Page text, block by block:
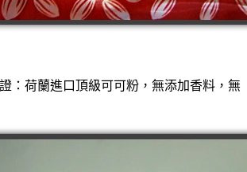
：荷蘭進口頂級可可粉，無添加香料，無